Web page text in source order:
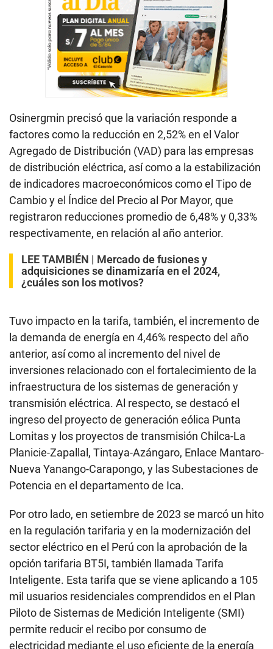
Osinergmin precisó que la variación responde a
factores como la reducción en 2,52% en el Valor
Agregado de Distribución (VAD) para las empresas
de distribución eléctrica, así como a la estabilización
de indicadores macroeconómicos como el Tipo de
Cambio y el Índice del Precio al Por Mayor, que
registraron reducciones promedio de 6,48% y 0,33%
respectivamente, en relación al año anterior.
LEE TAMBIÉN | Mercado de fusiones y
adquisiciones se dinamizaría en el 2024,
¿cuáles son los motivos?
Tuvo impacto en la tarifa, también, el incremento de
la demanda de energía en 4,46% respecto del año
anterior, así como al incremento del nivel de
inversiones relacionado con el fortalecimiento de la
infraestructura de los sistemas de generación y
transmisión eléctrica. Al respecto, se destacó el
ingreso del proyecto de generación eólica Punta
Lomitas y los proyectos de transmisión Chilca-La
Planicie-Zapallal, Tintaya-Azángaro, Enlace Mantaro-
Nueva Yanango-Carapongo, y las Subestaciones de
Potencia en el departamento de Ica.
Por otro lado, en setiembre de 2023 se marcó un hito
en la regulación tarifaria y en la modernización del
sector eléctrico en el Perú con la aprobación de la
opción tarifaria BT5I, también llamada Tarifa
Inteligente. Esta tarifa que se viene aplicando a 105
mil usuarios residenciales comprendidos en el Plan
Piloto de Sistemas de Medición Inteligente (SMI)
permite reducir el recibo por consumo de
electricidad mediante el uso eficiente de la energía